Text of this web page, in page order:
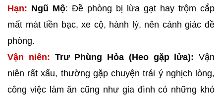
Hạn: Ngũ Mộ: Đề phòng bị lừa gạt hay trộm cắp
mất mát tiền bạc, xe cộ, hành lý, nên cảnh giác đề
phòng.
Vận niên: Trư Phùng Hỏa (Heo gặp lửa): Vận
niên rất xấu, thường gặp chuyện trái ý nghịch lòng,
công việc làm ăn cũng như gia đình có những khó